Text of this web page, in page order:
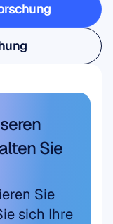
Sie
Sie
sich Ihre